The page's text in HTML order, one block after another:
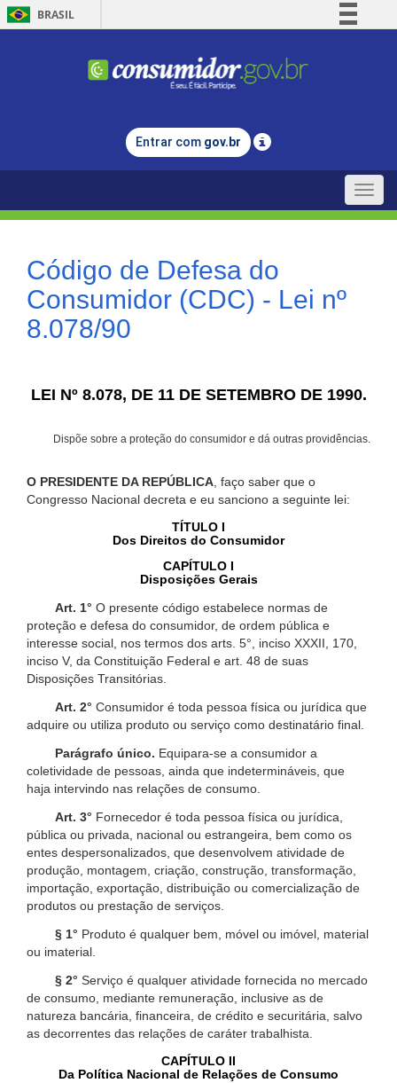
BRASIL
Comunica BR
Legislação
Entrar com gov.br
Toggle
Código de Defesa do
Consumidor (CDC) - Lei nº
8.078/90
LEI Nº 8.078, DE 11 DE SETEMBRO DE 1990.
Dispõe sobre a proteção do consumidor e dá outras providências.
O PRESIDENTE DA REPÚBLICA , faço saber que o
Congresso Nacional decreta e eu sanciono a seguinte lei:
TÍTULO I
Dos Direitos do Consumidor
CAPÍTULO I
Disposições Gerais
Art. 1° O presente código estabelece normas de
proteção e defesa do consumidor, de ordem pública e
interesse social, nos termos dos arts. 5°, inciso XXXII, 170,
inciso V, da Constituição Federal e art. 48 de suas
Disposições Transitórias.
Art. 2° Consumidor é toda pessoa física ou jurídica que
adquire ou utiliza produto ou serviço como destinatário final.
Parágrafo único. Equipara-se a consumidor a
coletividade de pessoas, ainda que indetermináveis, que
haja intervindo nas relações de consumo.
Art. 3° Fornecedor é toda pessoa física ou jurídica,
pública ou privada, nacional ou estrangeira, bem como os
entes despersonalizados, que desenvolvem atividade de
produção, montagem, criação, construção, transformação,
importação, exportação, distribuição ou comercialização de
produtos ou prestação de serviços.
§ 1° Produto é qualquer bem, móvel ou imóvel, material
ou imaterial.
§ 2° Serviço é qualquer atividade fornecida no mercado
de consumo, mediante remuneração, inclusive as de
natureza bancária, financeira, de crédito e securitária, salvo
as decorrentes das relações de caráter trabalhista.
CAPÍTULO II
Da Política Nacional de Relações de Consumo